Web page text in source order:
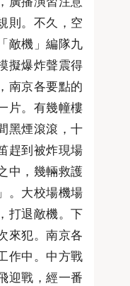
則。不久，空
敵機」編隊九
擬爆炸聲震得
南京各要點的
片。有幾幢樓
黑煙滾滾，十
趕到被炸現場
中，幾輛救護
。大校場機場
打退敵機。下
來犯。南京各
作中。中方戰
迎戰，經一番